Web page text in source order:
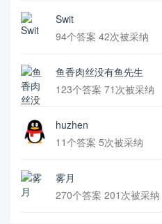
Swit
94个答案 42次被采纳
鱼香肉丝没有鱼先生
123个答案 71次被采纳
huzhen
11个答案 5次被采纳
雾月
270个答案 201次被采纳